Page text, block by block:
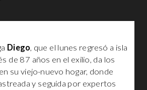
Diego, que el lunes regresó a isla
de 87 años en el exilio, da los
su viejo-nuevo hogar, donde
y seguida por expertos